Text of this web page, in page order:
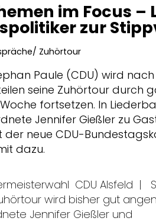
im Focus –
zur
Zuhörtour
Paule (CDU) wird
seine Zuhörtour durch
fortsetzen. In
Jennifer Gießler zu
neue CDU-
dazu.
CDU Alsfeld |
wird bisher gut
Jennifer Gießler und